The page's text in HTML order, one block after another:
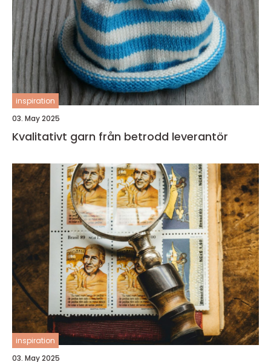
inspiration
03. May 2025
Kvalitativt garn från betrodd leverantör
inspiration
03. May 2025